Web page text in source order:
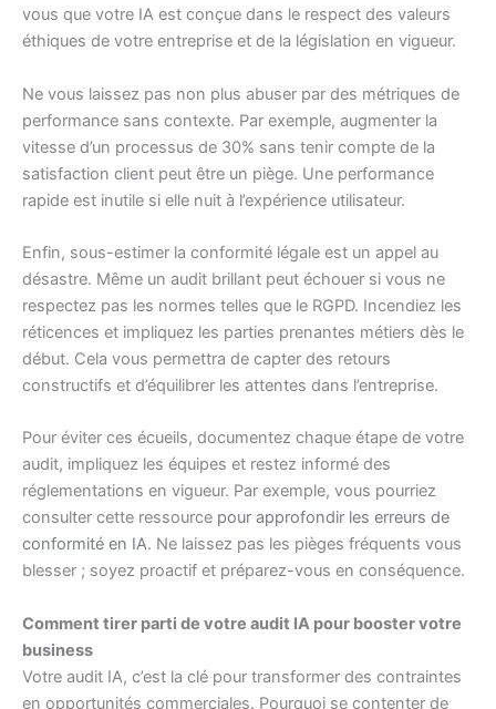
vous que votre IA est conçue dans le respect des valeurs
éthiques de votre entreprise et de la législation en vigueur.
Ne vous laissez pas non plus abuser par des métriques de
performance sans contexte. Par exemple, augmenter la
vitesse d’un processus de 30% sans tenir compte de la
satisfaction client peut être un piège. Une performance
rapide est inutile si elle nuit à l’expérience utilisateur.
Enfin, sous-estimer la conformité légale est un appel au
désastre. Même un audit brillant peut échouer si vous ne
respectez pas les normes telles que le RGPD. Incendiez les
réticences et impliquez les parties prenantes métiers dès le
début. Cela vous permettra de capter des retours
constructifs et d’équilibrer les attentes dans l’entreprise.
Pour éviter ces écueils, documentez chaque étape de votre
audit, impliquez les équipes et restez informé des
réglementations en vigueur. Par exemple, vous pourriez
consulter cette ressource pour approfondir les erreurs de
conformité en IA. Ne laissez pas les pièges fréquents vous
blesser ; soyez proactif et préparez-vous en conséquence.
Comment tirer parti de votre audit IA pour booster votre
business
Votre audit IA, c’est la clé pour transformer des contraintes
en opportunités commerciales. Pourquoi se contenter de